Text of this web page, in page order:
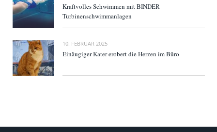
Kraftvolles Schwimmen mit BINDER
Turbinenschwimmanlagen
10. FEBRUAR 2025
Einäugiger Kater erobert die Herzen im Büro